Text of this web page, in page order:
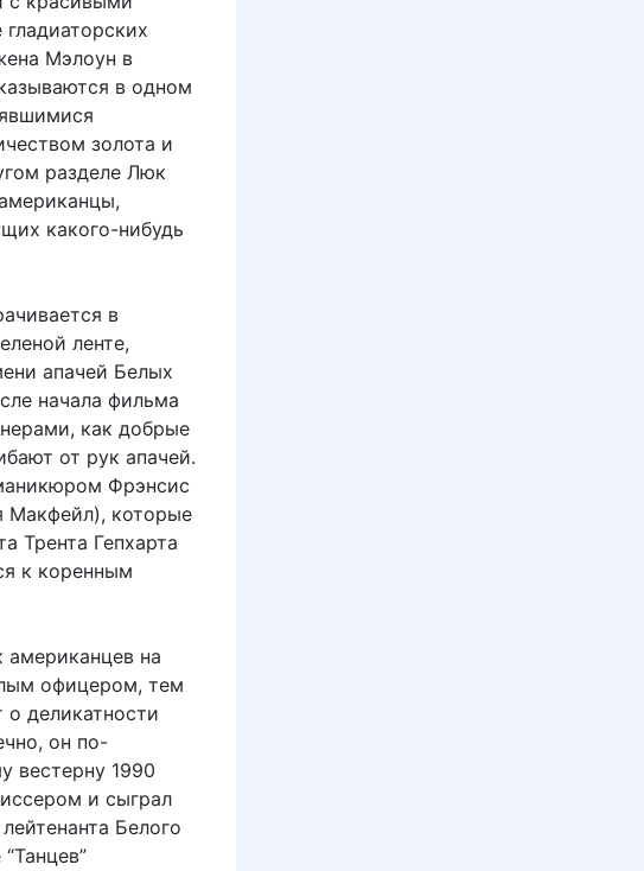
Мэлоун в
в одном
золота и
разделе Люк
какого-нибудь
в
ленте,
апачей Белых
начала фильма
как добрые
от рук апачей.
Фрэнсис
Макфейл), которые
Трента Гепхарта
к коренным
американцев на
офицером, тем
о деликатности
он по-
вестерну 1990
и сыграл
Белого